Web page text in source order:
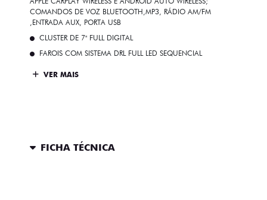
COMANDOS DE VOZ BLUETOOTH,MP3, RÁDIO AM/FM
,ENTRADA AUX, PORTA USB
CLUSTER DE 7" FULL DIGITAL
FAROIS COM SISTEMA DRL FULL LED SEQUENCIAL
VER MAIS
FICHA TÉCNICA